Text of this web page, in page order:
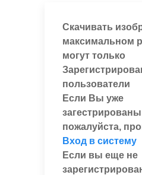
Скачивать
максимальном
могут только
пользователи
Если Вы уже
загестрированы
пожалуйста,
Вход в систему
Если вы еще не